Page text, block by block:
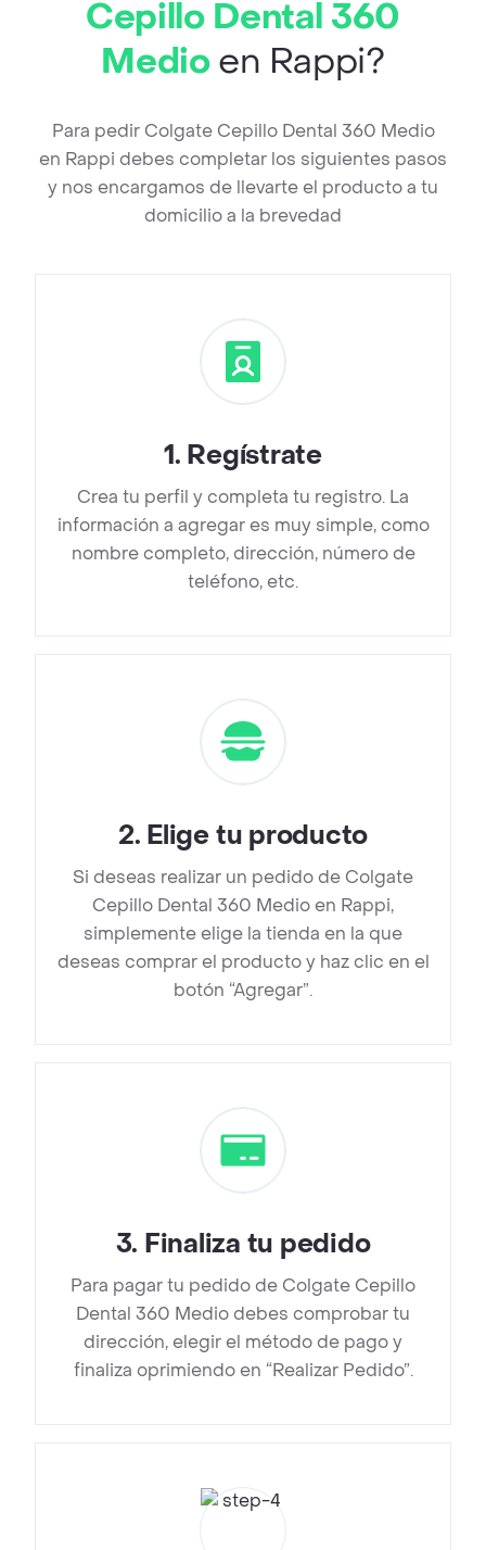
Cepillo Dental 360
Medioen Rappi?
Para pedir Colgate Cepillo Dental 360 Medio
en Rappi debes completar los siguientes pasos
y nos encargamos de llevarte el producto a tu
domicilio a la brevedad
1. Regístrate
Crea tu perfil y completa tu registro. La
información a agregar es muy simple, como
nombre completo, dirección, número de
teléfono, etc.
2. Elige tu producto
Si deseas realizar un pedido de Colgate
Cepillo Dental 360 Medio en Rappi,
simplemente elige la tienda en la que
deseas comprar el producto y haz clic en el
botón “Agregar”.
3. Finaliza tu pedido
Para pagar tu pedido de Colgate Cepillo
Dental 360 Medio debes comprobar tu
dirección, elegir el método de pago y
finaliza oprimiendo en “Realizar Pedido”.